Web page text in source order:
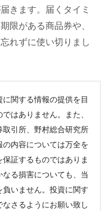
きます。届くタイミ
限がある商品券や、
れずに使い切りまし
関する情報の提供を目
はありません。また、
引所、野村総合研究所
内容については万全を
証するものではありま
る損害についても、当
いません。投資に関す
さるようにお願い致し